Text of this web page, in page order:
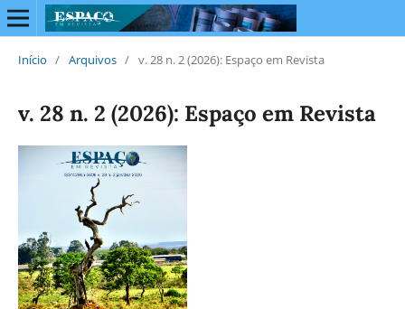
Início / Arquivos / v. 28 n. 2 (2026): Espaço em Revista
v. 28 n. 2 (2026): Espaço em Revista